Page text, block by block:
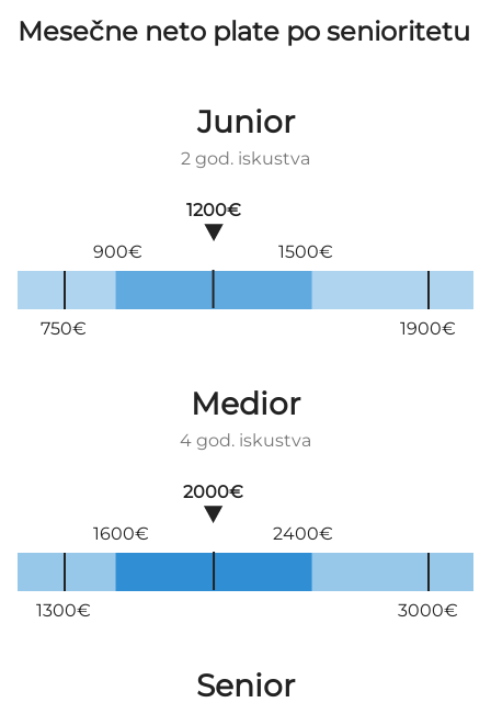
Mesečne neto plate po senioritetu
Junior
2 god. iskustva
750€ 1900€
1200€
900€
1500€
Medior
4 god. iskustva
1300€ 3000€
2000€
1600€
2400€
Senior